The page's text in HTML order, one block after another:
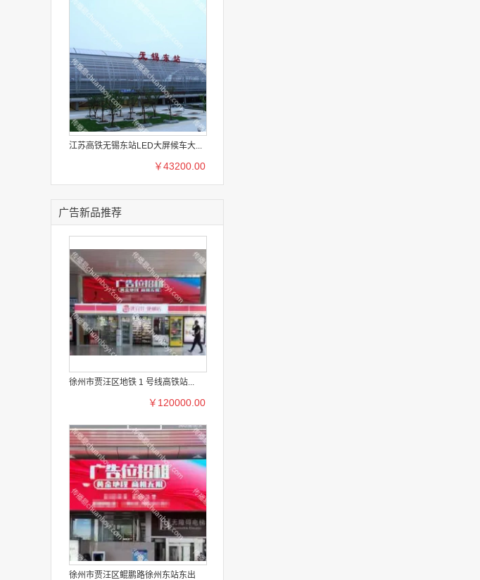
江苏高铁无锡东站LED大屏候车大...
￥43200.00
广告新品推荐
徐州市贾汪区地铁 1 号线高铁站...
￥120000.00
徐州市贾汪区鲲鹏路徐州东站东出